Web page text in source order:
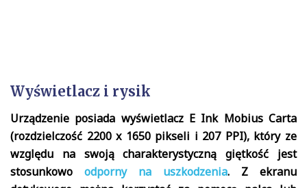
Wyświetlacz i rysik
Urządzenie posiada wyświetlacz E Ink Mobius Carta
(rozdzielczość 2200 x 1650 pikseli i 207 PPI), który ze
względu na swoją charakterystyczną giętkość jest
stosunkowo odporny na uszkodzenia. Z ekranu